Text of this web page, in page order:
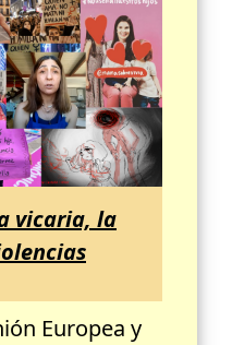
vicaria, la
Europea y